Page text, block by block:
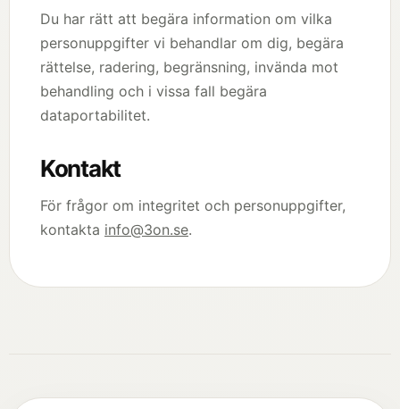
Du har rätt att begära information om vilka
personuppgifter vi behandlar om dig, begära
rättelse, radering, begränsning, invända mot
behandling och i vissa fall begära
dataportabilitet.
Kontakt
För frågor om integritet och personuppgifter,
kontakta info@3on.se.